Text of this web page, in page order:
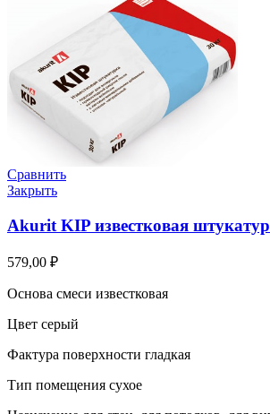
Сравнить
Закрыть
Akurit KIP известковая
579,00 ₽
Основа смеси известковая
Цвет серый
Фактура поверхности гладкая
Тип помещения сухое